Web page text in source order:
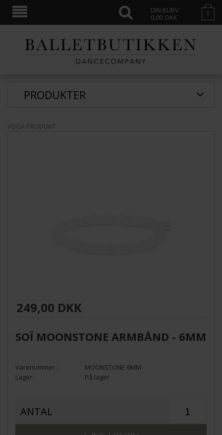
DIN KURV
0,00 DKK 0
PRODUKTER
YOGA PRODUKT
249,00 DKK
SOÏ MOONSTONE ARMBÅND - 6MM
MOONSTONE-6MM
På lager
ANTAL